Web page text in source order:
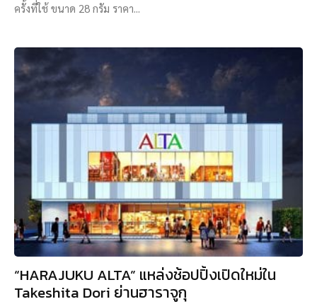
ครั้งที่ใช้ ขนาด 28 กรัม ราคา...
“HARAJUKU ALTA” แหล่งช้อปปิ้งเปิดใหม่ใน
Takeshita Dori ย่านฮาราจูกุ